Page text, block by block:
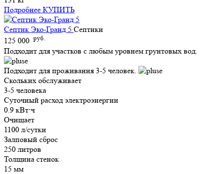
Подробнее КУПИТЬ
Септик Эко-Гранд 5 Септики
125 000 руб.
Подходит для участков с любым уровнем грунтовых вод.
Подходит для проживания 3-5 человек.
Скольких обслуживает
3-5 человека
Суточный расход электроэнергии
0.9 кВт⋅ч
Очищает
1100 л/сутки
Залповый сброс
250 литров
Толщина стенок
15 мм